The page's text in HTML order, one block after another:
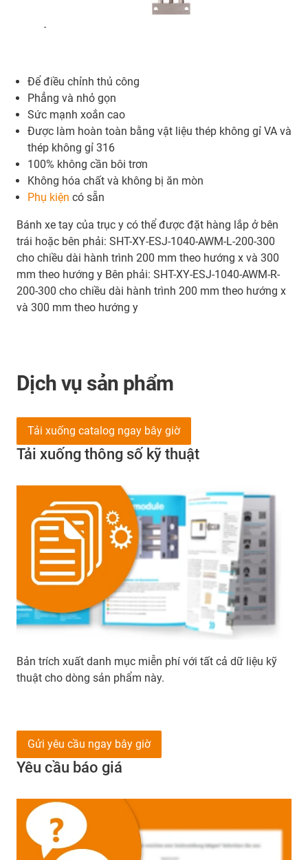
-
Để điều chỉnh thủ công
Phẳng và nhỏ gọn
Sức mạnh xoắn cao
Được làm hoàn toàn bằng vật liệu thép không gỉ VA và
thép không gỉ 316
100% không cần bôi trơn
Không hóa chất và không bị ăn mòn
Phụ kiện có sẵn
Bánh xe tay của trục y có thể được đặt hàng lắp ở bên
trái hoặc bên phải: SHT-XY-ESJ-1040-AWM-L-200-300
cho chiều dài hành trình 200 mm theo hướng x và 300
mm theo hướng y Bên phải: SHT-XY-ESJ-1040-AWM-R-
200-300 cho chiều dài hành trình 200 mm theo hướng x
và 300 mm theo hướng y
Dịch vụ sản phẩm
Tải xuống thông số kỹ thuật
Bản trích xuất danh mục miễn phí với tất cả dữ liệu kỹ
thuật cho dòng sản phẩm này.
Tải xuống catalog ngay bây giờ
Yêu cầu báo giá
Gửi yêu cầu ngay bây giờ